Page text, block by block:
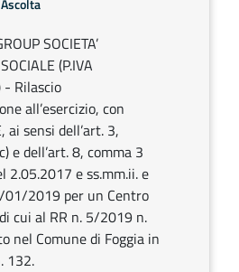
Ascolta
SOCIETA’
(P.IVA
Rilascio
all’esercizio, con
ai sensi dell’art. 3,
e dell’art. 8, comma 3
2.05.2017 e ss.mm.ii. e
01/2019 per un Centro
cui al RR n. 5/2019 n.
nel Comune di Foggia in
132.